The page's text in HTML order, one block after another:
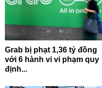
Grab bị phạt 1,36 tỷ đồng
với 6 hành vi vi phạm quy
định...